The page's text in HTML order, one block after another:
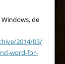
de
2014/03/
word-for-